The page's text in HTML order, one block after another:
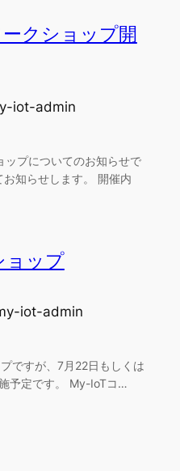
クショップ開
iot-admin
プについてのお知らせで
知らせします。 開催内
ョップ
iot-admin
ですが、7月22日もしくは
予定です。 My-IoTコ…